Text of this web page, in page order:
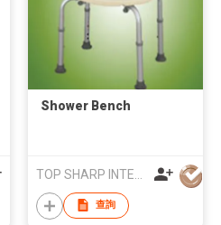
Shower Bench
查詢